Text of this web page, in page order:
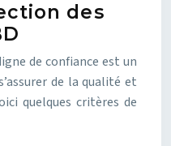
des
de confiance est un
de la qualité et
quelques critères de